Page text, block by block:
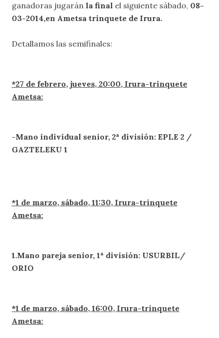
ganadoras jugarán la final el siguiente sábado, 08-
03-2014,en Ametsa trinquete de Irura.
Detallamos las semifinales:
*27 de febrero, jueves, 20:00, Irura-trinquete
Ametsa:
-Mano individual senior, 2ª división: EPLE 2 /
GAZTELEKU 1
*1 de marzo, sábado, 11:30, Irura-trinquete
Ametsa:
1.Mano pareja senior, 1ª división: USURBIL/
ORIO
*1 de marzo, sábado, 16:00, Irura-trinquete
Ametsa: